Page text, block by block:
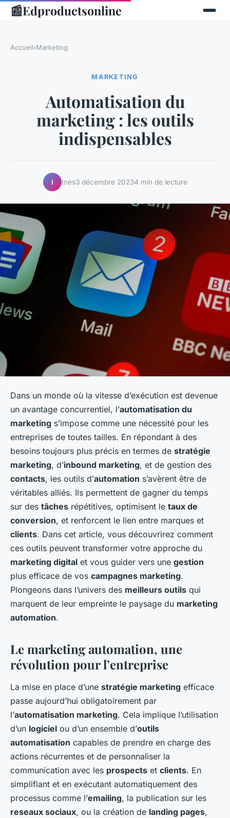
📰Edproductsonline
Accueil›Marketing
MARKETING
Automatisation du
marketing : les outils
indispensables
I Inès3 décembre 20234 min de lecture
Dans un monde où la vitesse d’exécution est devenue
un avantage concurrentiel, l’automatisation du
marketing s’impose comme une nécessité pour les
entreprises de toutes tailles. En répondant à des
besoins toujours plus précis en termes de stratégie
marketing, d’inbound marketing, et de gestion des
contacts, les outils d’automation s’avèrent être de
véritables alliés. Ils permettent de gagner du temps
sur des tâches répétitives, optimisent le taux de
conversion, et renforcent le lien entre marques et
clients. Dans cet article, vous découvrirez comment
ces outils peuvent transformer votre approche du
marketing digital et vous guider vers une gestion
plus efficace de vos campagnes marketing.
Plongeons dans l’univers des meilleurs outils qui
marquent de leur empreinte le paysage du marketing
automation.
Le marketing automation, une
révolution pour l’entreprise
La mise en place d’une stratégie marketing efficace
passe aujourd’hui obligatoirement par
l’automatisation marketing. Cela implique l’utilisation
d’un logiciel ou d’un ensemble d’outils
automatisation capables de prendre en charge des
actions récurrentes et de personnaliser la
communication avec les prospects et clients. En
simplifiant et en exécutant automatiquement des
processus comme l’emailing, la publication sur les
reseaux sociaux, ou la création de landing pages,